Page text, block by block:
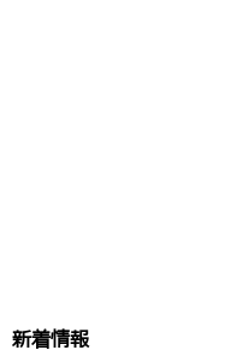
新着情報